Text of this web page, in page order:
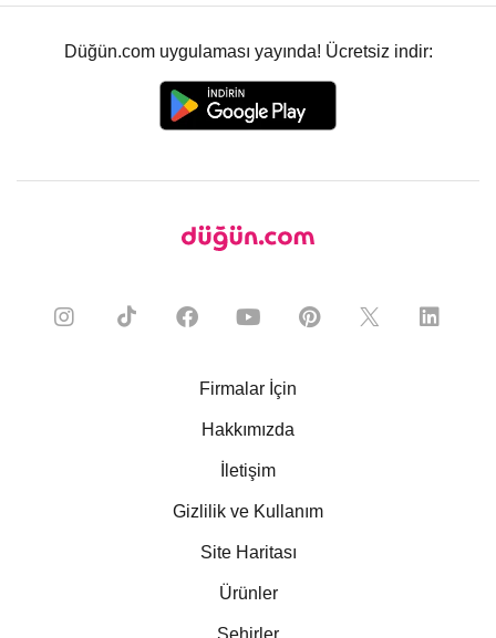
Düğün.com uygulaması yayında! Ücretsiz indir:
Firmalar İçin
Hakkımızda
İletişim
Gizlilik ve Kullanım
Site Haritası
Ürünler